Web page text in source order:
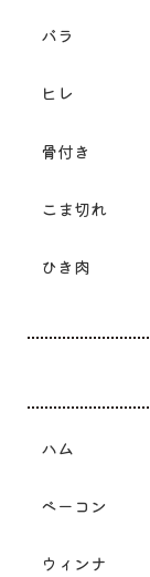
バラ
ヒレ
骨付き
こま切れ
ひき肉
ハム
ベーコン
ウィンナ